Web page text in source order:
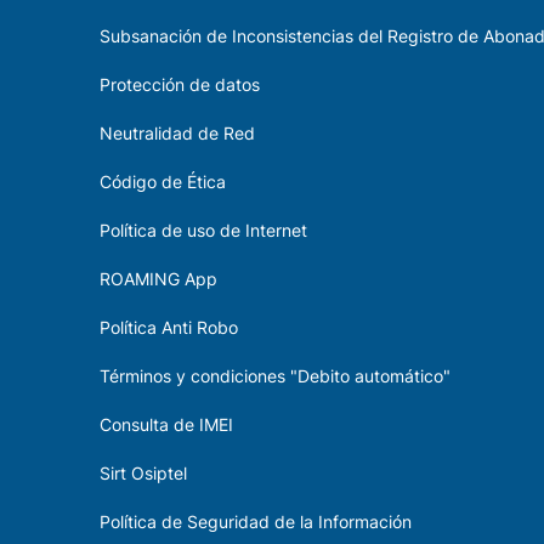
Subsanación de Inconsistencias del Registro de
Protección de datos
Neutralidad de Red
Código de Ética
Política de uso de Internet
ROAMING App
Política Anti Robo
Términos y condiciones "Debito automático"
Consulta de IMEI
Sirt Osiptel
Política de Seguridad de la Información